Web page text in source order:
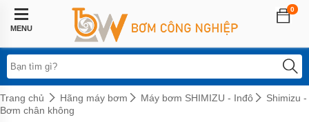
MENU
0
Trang
chủ
Lĩnh
vực
áp
dụng
Hệ
Trang chủ Hãng máy bơm Máy bơm SHIMIZU - Inđô
Shimizu -
Bơm chân không